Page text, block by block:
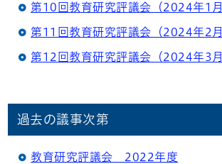
第10回教育研究評議会（2024年1
第11回教育研究評議会（2024年2
第12回教育研究評議会（2024年3
過去の議事次第
教育研究評議会 2022年度